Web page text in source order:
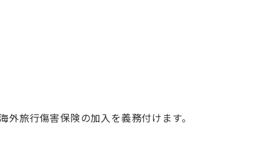
旅行傷害保険の加入を義務付けます。